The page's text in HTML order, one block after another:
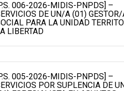
006-2026-MIDIS-PNPDS] –
DE UN/A (01)
PARA LA UNIDAD
LIBERTAD
005-2026-MIDIS-PNPDS] –
POR SUPLENCIA DE